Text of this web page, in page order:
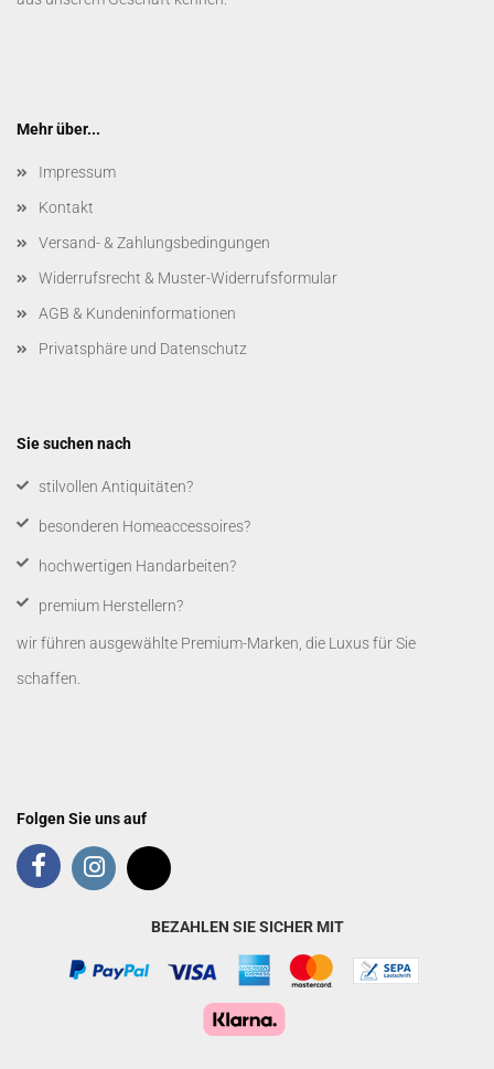
Mehr über...
Impressum
Kontakt
Versand- & Zahlungsbedingungen
Widerrufsrecht & Muster-Widerrufsformular
AGB & Kundeninformationen
Privatsphäre und Datenschutz
Sie suchen nach
​stilvollen Antiquitäten?
besonderen Homeaccessoires?
hochwertigen Handarbeiten?
premium Herstellern?
wir führen ausgewählte Premium-Marken, die Luxus für Sie
schaffen.
Folgen Sie uns auf
BEZAHLEN SIE SICHER MIT